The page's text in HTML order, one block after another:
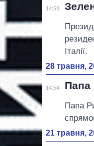
14:53
Італії.
28 травня,
14:54 Папа
Папа
21 травня,